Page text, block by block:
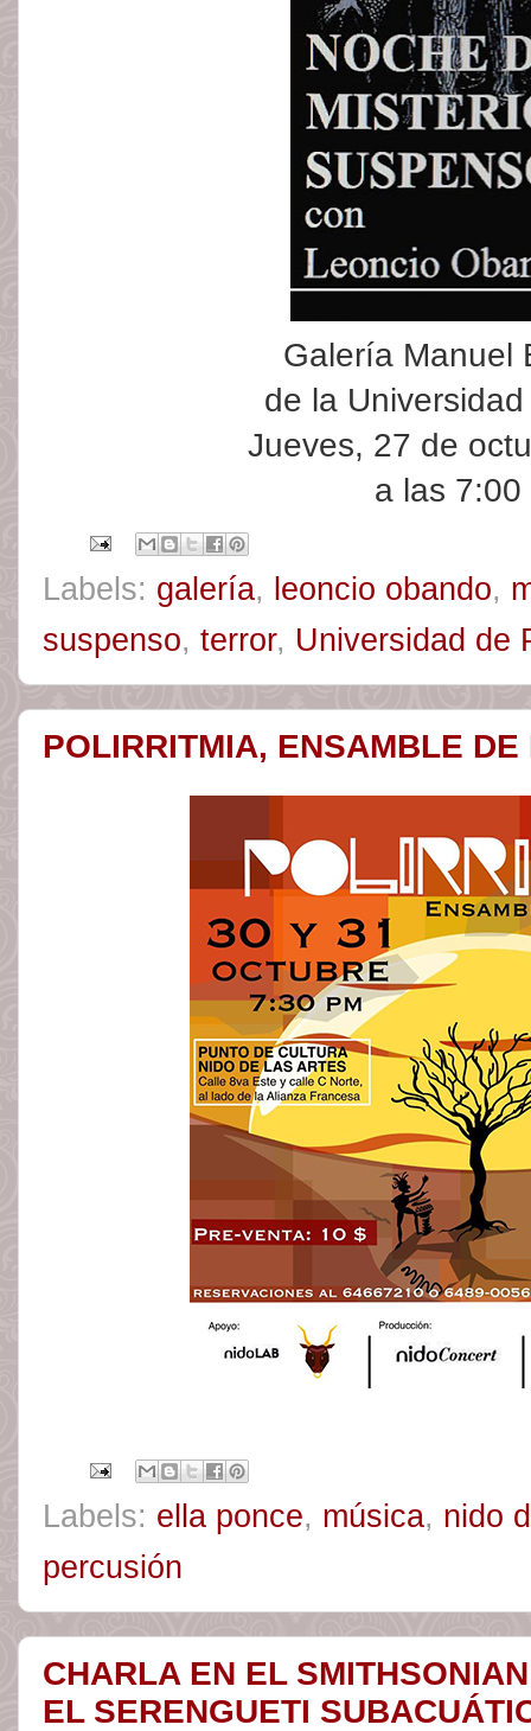
Galería Manuel
de la
Jueves, 27 de
a las 7:00
Labels: galería, leoncio obando,
suspenso, terror, Universidad de
POLIRRITMIA, ENSAMBLE DE
Labels: ella ponce, música, nido
percusión
CHARLA EN EL
EL SERENGUETI